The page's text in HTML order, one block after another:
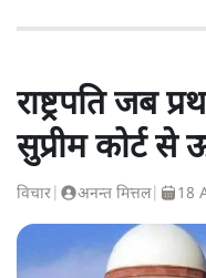
राष्ट्रपति जब
सुप्रीम कोर्ट से
विचार अनन्त मित्तल| 18